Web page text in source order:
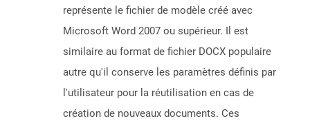
représente le fichier de modèle créé avec
Microsoft Word 2007 ou supérieur. Il est
similaire au format de fichier DOCX populaire
autre qu'il conserve les paramètres définis par
l'utilisateur pour la réutilisation en cas de
création de nouveaux documents. Ces